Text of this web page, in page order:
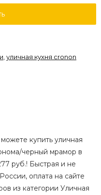
уличная кухня cronon
купить уличная
черный мрамор в
руб.! Быстрая и не
оплата на сайте
из категории Уличная